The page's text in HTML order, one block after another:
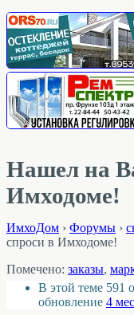
Нашел на
Имходоме!
ИмхоДом › Форумы ›
спроси в Имходоме!
Помечено: заказы,
В этой теме 591
обновление 4